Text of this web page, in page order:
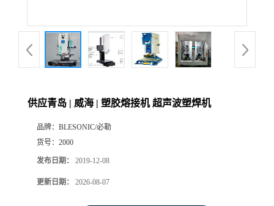
供应青岛 | 威海 | 塑胶熔接机 超声波塑焊机
品牌： BLESONIC/必勒
货号： 2000
发布日期： 2019-12-08
更新日期： 2026-08-07